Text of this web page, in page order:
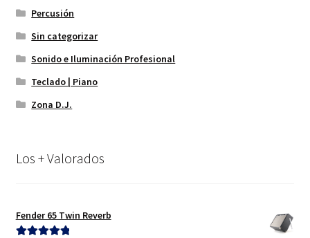
Percusión
Sin categorizar
Sonido e Iluminación Profesional
Teclado | Piano
Zona D.J.
Los + Valorados
Fender 65 Twin Reverb